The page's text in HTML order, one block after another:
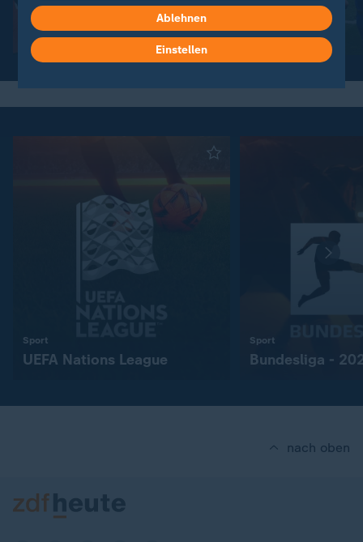
Elfmeterschießen
Video2:56
Team eiskalt
Video2:59
Sport
UEFA Nations League
Sport
Bundesliga -
nach oben
Ablehnen
Einstellen